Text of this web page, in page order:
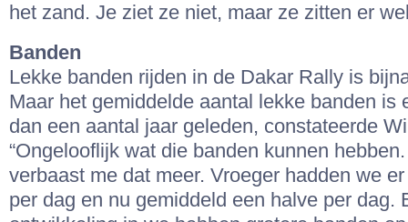
het zand. Je ziet ze niet, maar ze zitten er
Banden
Lekke banden rijden in de Dakar Rally is
Maar het gemiddelde aantal lekke banden is
dan een aantal jaar geleden, constateerde
“Ongelooflijk wat die banden kunnen
verbaast me dat meer. Vroeger hadden we
per dag en nu gemiddeld een halve per dag.